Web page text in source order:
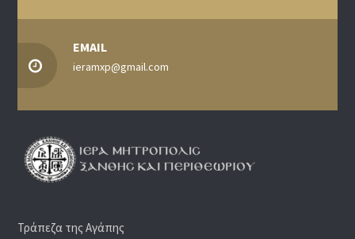
EMAIL
ieramxp@gmail.com
Τράπεζα της Αγάπης